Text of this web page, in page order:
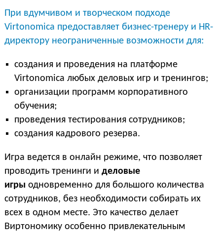
При вдумчивом и творческом подходе
Virtonomica предоставляет бизнес-тренеру и HR-
директору неограниченные возможности для:
создания и проведения на платформе
Virtonomica любых деловых игр и тренингов;
организации программ корпоративного
обучения;
проведения тестирования сотрудников;
создания кадрового резерва.
Игра ведется в онлайн режиме, что позволяет
проводить тренинги и деловые
игры одновременно для большого количества
сотрудников, без необходимости собирать их
всех в одном месте. Это качество делает
Виртономику особенно привлекательным